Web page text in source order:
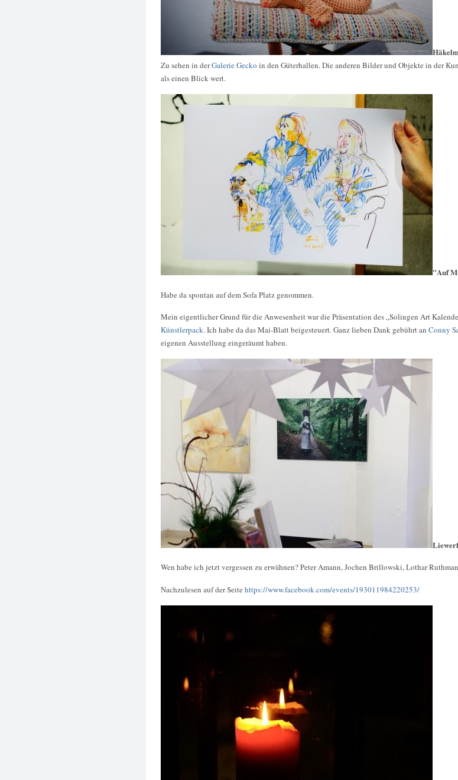
Zu sehen in derGalerie Gecko in den Güterhallen. Die anderen Bilder und Objekte in der
als einen Blick wert.
"Auf
Habe da spontan auf dem Sofa Platz genommen.
Mein eigentlicher Grund für die Anwesenheit war die Präsentation des „Solingen Art
Künstlerpack. Ich habe da das Mai-Blatt beigesteuert. Ganz lieben Dank gebührt an Conny
eigenen Ausstellung eingeräumt haben.
Wen habe ich jetzt vergessen zu erwähnen? Peter Amann, Jochen Brillowski, Lothar
Nachzulesen auf der Seite https://www.facebook.com/events/193011984220253/